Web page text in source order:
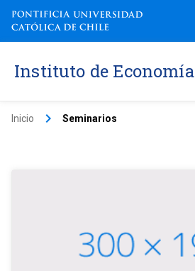
Instituto de Economía
Inicio keyboard_arrow_right Seminarios